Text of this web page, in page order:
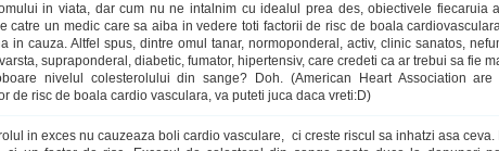
in viata, dar cum nu ne intalnim cu idealul prea des, obiectivele fiecaruia
catre un medic care sa aiba in vedere toti factorii de risc de boala
in cauza. Altfel spus, dintre omul tanar, normoponderal, activ, clinic sanatos,
supraponderal, diabetic, fumator, hipertensiv, care credeti ca ar trebui sa fie
nivelul colesterolului din sange? Doh. (American Heart Association
de risc de boala cardio vasculara, va puteti juca daca vreti:D)
in exces nu cauzeaza boli cardio vasculare, ci creste riscul sa inhatzi asa ceva.